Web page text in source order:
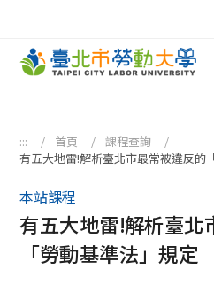
::: 首頁
課程查詢
有五大地雷!解析臺北市最常被違反的
本站課程
有五大地雷!解析臺北
「勞動基準法」規定